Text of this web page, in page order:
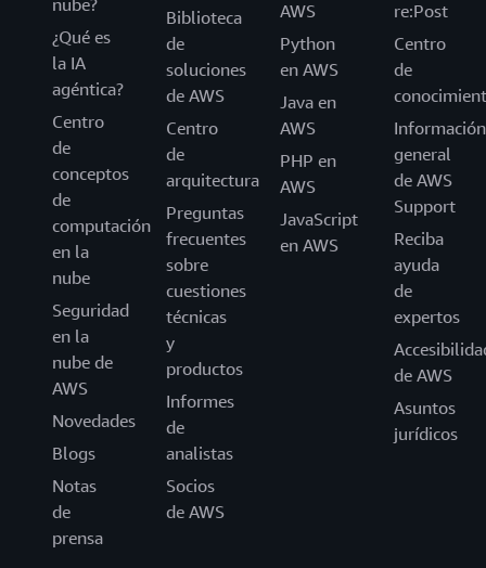
nube?
¿Qué es
la IA
agéntica?
Centro
de
conceptos
de
computación
en la
nube
Seguridad
en la
nube de
AWS
Novedades
Blogs
Notas
de
prensa
Biblioteca
de
soluciones
de AWS
Centro
de
arquitectura
Preguntas
frecuentes
sobre
cuestiones
técnicas
y
productos
Informes
de
analistas
Socios
de AWS
AWS
Python
en AWS
Java en
AWS
PHP en
AWS
JavaScript
en AWS
re:Post
Centro
de
Información
general
de AWS
Support
Reciba
ayuda
de
expertos
de AWS
Asuntos
jurídicos